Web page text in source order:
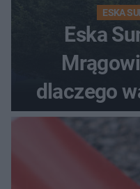
ESKA
Eska
dlaczego